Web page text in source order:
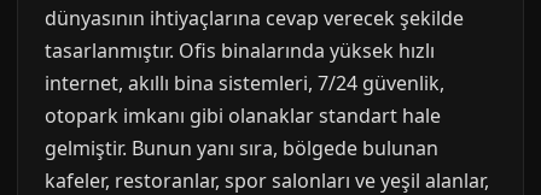
dünyasının ihtiyaçlarına cevap verecek şekilde
tasarlanmıştır. Ofis binalarında yüksek hızlı
internet, akıllı bina sistemleri, 7/24 güvenlik,
otopark imkanı gibi olanaklar standart hale
gelmiştir. Bunun yanı sıra, bölgede bulunan
kafeler, restoranlar, spor salonları ve yeşil alanlar,